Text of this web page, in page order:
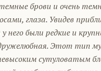
брови и очень
глаза. Увидев
него были редкие и
Этот тип
сутуловатым